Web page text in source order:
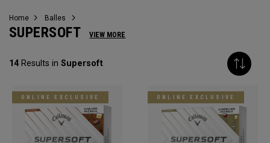
Home Balles
SUPERSOFT VIEW MORE
14Results in Supersoft
ONLINE EXCLUSIVE ONLINE EXCLUSIVE